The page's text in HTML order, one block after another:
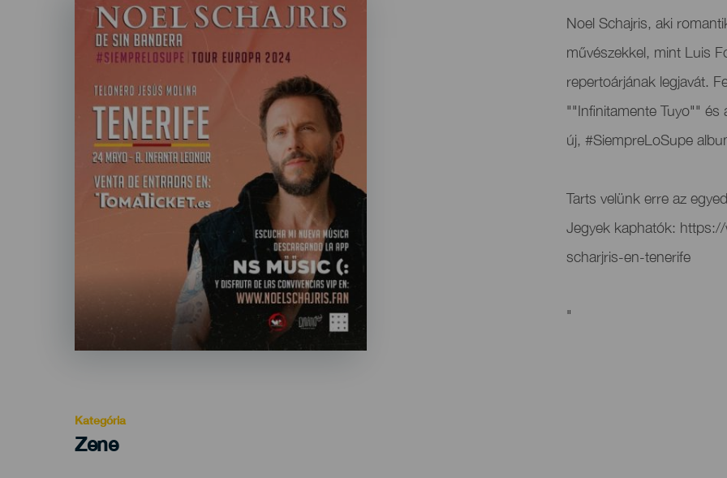
Listado
Noel Schajris, aki
művészekkel, mint Luis
repertoárjának legjavát.
""Infinitamente Tuyo"" és
új, #SiempreLoSupe
Tarts velünk erre az
Jegyek kaphatók:
scharjris-en-tenerife
"
Kategória
Categoría
Zene